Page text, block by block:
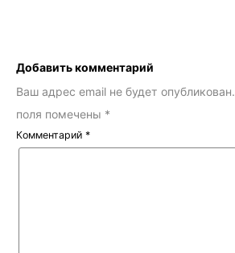
Добавить комментарий
Ваш адрес email не будет опубликован.
поля помечены *
Комментарий *